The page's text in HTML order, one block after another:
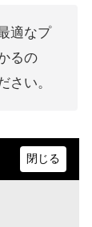
適なプ
るの
さい。